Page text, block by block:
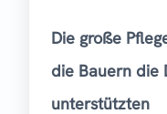
Die große
die Bauern die
unterstützten